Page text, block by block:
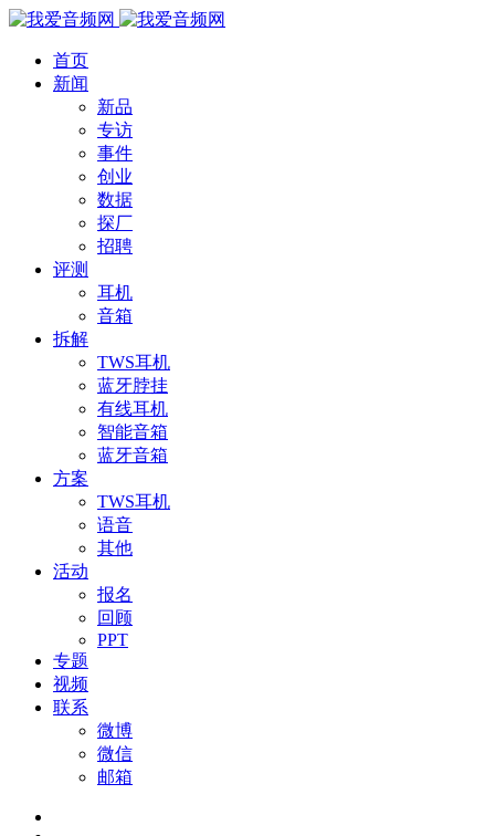
首页
新闻
新品
专访
事件
创业
数据
探厂
招聘
评测
耳机
音箱
拆解
TWS耳机
蓝牙脖挂
有线耳机
智能音箱
蓝牙音箱
方案
TWS耳机
语音
其他
活动
报名
回顾
PPT
专题
视频
联系
微博
微信
邮箱